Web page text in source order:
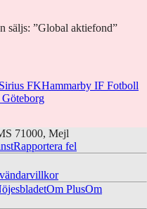
säljs: ”Global aktiefond”
FKHammarby IF Fotboll
71000, Mejl
Rapportera fel
Om PlusOm